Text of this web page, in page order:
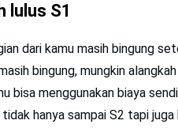
lulus S1
dari kamu masih bingung
bingung, mungkin
bisa menggunakan biaya
hanya sampai S2 tapi juga